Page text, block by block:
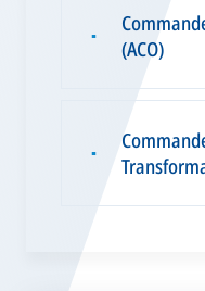
▪
(ACO)
▪